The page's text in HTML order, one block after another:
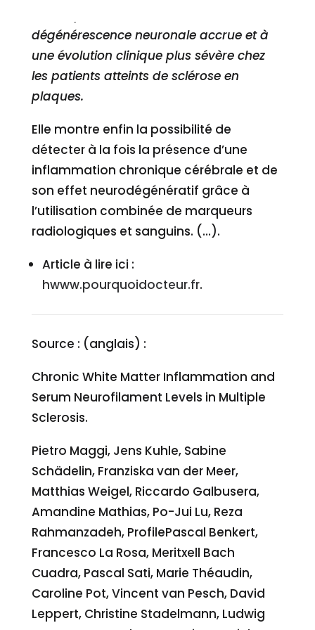
dégénérescence neuronale accrue et à
une évolution clinique plus sévère chez
les patients atteints de sclérose en
plaques.
Elle montre enfin la possibilité de
détecter à la fois la présence d’une
inflammation chronique cérébrale et de
son effet neurodégénératif grâce à
l’utilisation combinée de marqueurs
radiologiques et sanguins. (…).
Article à lire ici :
hwww.pourquoidocteur.fr.
Source : (anglais) :
Chronic White Matter Inflammation and
Serum Neurofilament Levels in Multiple
Sclerosis.
Pietro Maggi, Jens Kuhle, Sabine
Schädelin, Franziska van der Meer,
Matthias Weigel, Riccardo Galbusera,
Amandine Mathias, Po-Jui Lu, Reza
Rahmanzadeh, ProfilePascal Benkert,
Francesco La Rosa, Meritxell Bach
Cuadra, Pascal Sati, Marie Théaudin,
Caroline Pot, Vincent van Pesch, David
Leppert, Christine Stadelmann, Ludwig